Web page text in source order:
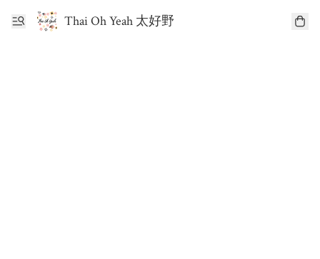
Thai Oh Yeah 太好野